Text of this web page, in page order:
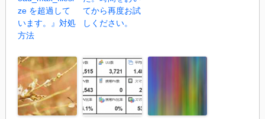
ze を超過して
います。』対処
方法
てから再度お試
しください。